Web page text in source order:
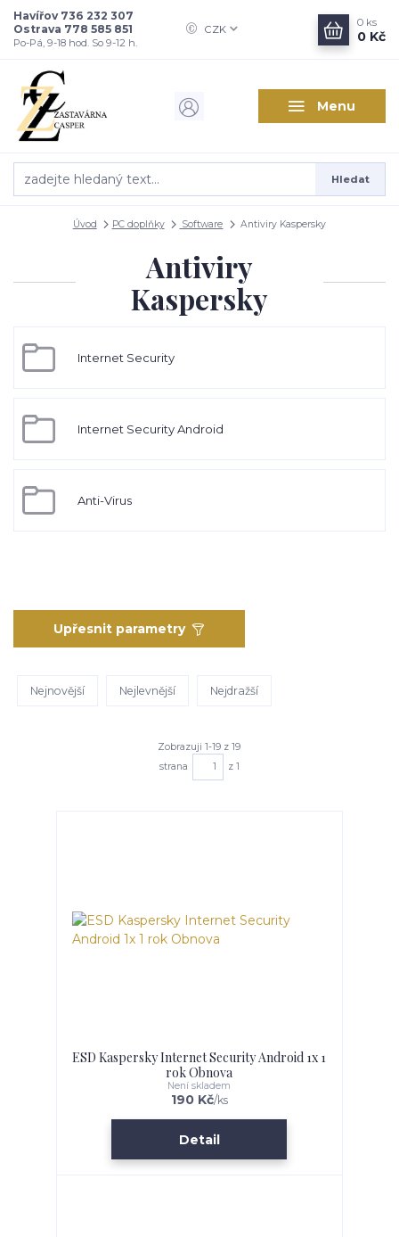
Menu
CZK
Hledat
Havířov 736 232 307
Ostrava 778 585 851
Po-Pá, 9-18 hod. So 9-12 h.
0 ks
0 Kč
Úvod PC doplňky Software Antiviry Kaspersky
Antiviry
Kaspersky
Internet Security
Internet Security Android
Anti-Virus
Upřesnit parametry
Nejnovější Nejlevnější Nejdražší
Zobrazuji 1-19 z 19
strana
z 1
ESD Kaspersky Internet Security Android 1x 1
rok Obnova
190 Kč/ks
Není skladem
Detail